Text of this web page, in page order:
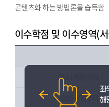
콘텐츠화 하는 방법론을 습득함
이수학점 및 이수영역(
2014 학번까지
2015 학번부터